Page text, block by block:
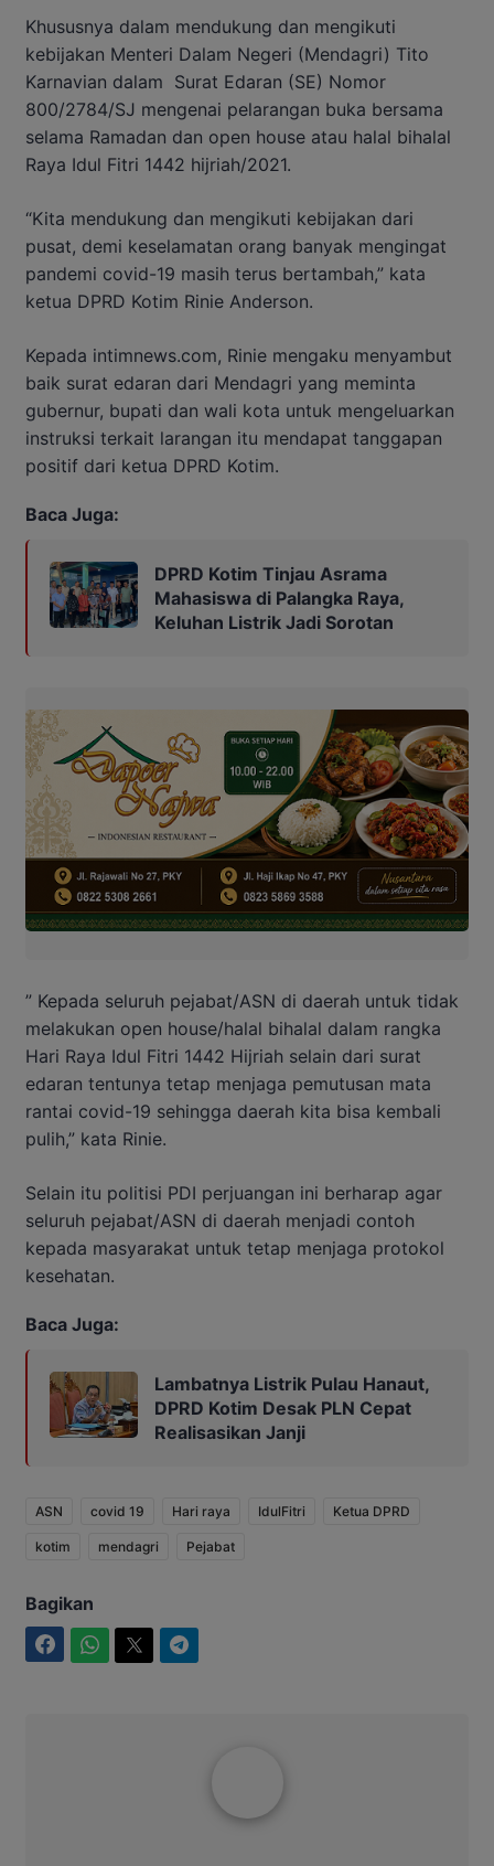
Khususnya dalam mendukung dan mengikuti
kebijakan Menteri Dalam Negeri (Mendagri) Tito
Karnavian dalam Surat Edaran (SE) Nomor
800/2784/SJ mengenai pelarangan buka bersama
selama Ramadan dan open house atau halal bihalal
Raya Idul Fitri 1442 hijriah/2021.
“Kita mendukung dan mengikuti kebijakan dari
pusat, demi keselamatan orang banyak mengingat
pandemi covid-19 masih terus bertambah,” kata
ketua DPRD Kotim Rinie Anderson.
Kepada intimnews.com, Rinie mengaku menyambut
baik surat edaran dari Mendagri yang meminta
gubernur, bupati dan wali kota untuk mengeluarkan
instruksi terkait larangan itu mendapat tanggapan
positif dari ketua DPRD Kotim.
Baca Juga:
DPRD Kotim Tinjau Asrama
Mahasiswa di Palangka Raya,
Keluhan Listrik Jadi Sorotan
” Kepada seluruh pejabat/ASN di daerah untuk tidak
melakukan open house/halal bihalal dalam rangka
Hari Raya Idul Fitri 1442 Hijriah selain dari surat
edaran tentunya tetap menjaga pemutusan mata
rantai covid-19 sehingga daerah kita bisa kembali
pulih,” kata Rinie.
Selain itu politisi PDI perjuangan ini berharap agar
seluruh pejabat/ASN di daerah menjadi contoh
kepada masyarakat untuk tetap menjaga protokol
kesehatan.
Baca Juga:
Lambatnya Listrik Pulau Hanaut,
DPRD Kotim Desak PLN Cepat
Realisasikan Janji
ASN covid 19 Hari raya IdulFitri Ketua DPRD
kotim mendagri Pejabat
Bagikan